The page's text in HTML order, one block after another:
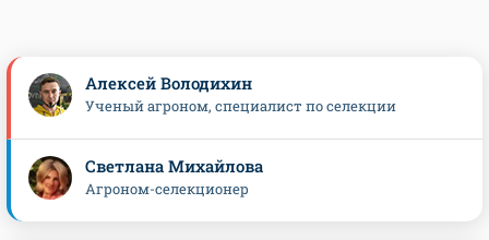
Алексей Володихин
Ученый агроном, специалист по селекции
Светлана Михайлова
Агроном-селекционер